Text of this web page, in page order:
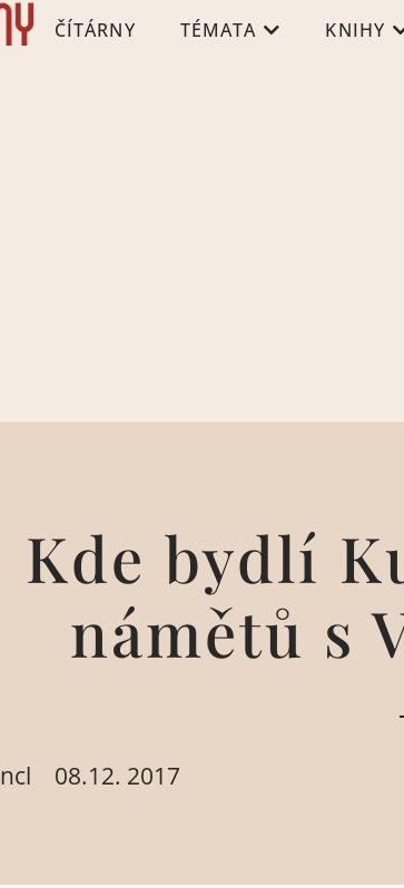
ČÍTÁRNY TÉMATA KNIHY
Kde bydlí
námětů s
08.12. 2017